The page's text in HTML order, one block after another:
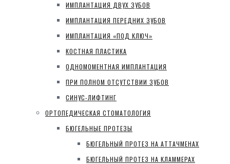
ИМПЛАНТАЦИЯ ДВУХ ЗУБОВ
ИМПЛАНТАЦИЯ ПЕРЕДНИХ ЗУБОВ
ИМПЛАНТАЦИЯ «ПОД КЛЮЧ»
КОСТНАЯ ПЛАСТИКА
ОДНОМОМЕНТНАЯ ИМПЛАНТАЦИЯ
ПРИ ПОЛНОМ ОТСУТСТВИИ ЗУБОВ
СИНУС-ЛИФТИНГ
ОРТОПЕДИЧЕСКАЯ СТОМАТОЛОГИЯ
БЮГЕЛЬНЫЕ ПРОТЕЗЫ
БЮГЕЛЬНЫЙ ПРОТЕЗ НА АТТАЧМЕНАХ
БЮГЕЛЬНЫЙ ПРОТЕЗ НА КЛАММЕРАХ